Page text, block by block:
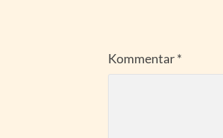
Kommentar*